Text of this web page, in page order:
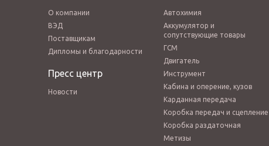
О компании
ВЭД
Поставщикам
Дипломы и благодарности
Пресс центр
Новости
Автохимия
Аккумулятор и
сопутствующие товары
ГСМ
Двигатель
Инструмент
Кабина и оперение, кузов
Карданная передача
Коробка передач и сцепление
Коробка раздаточная
Метизы